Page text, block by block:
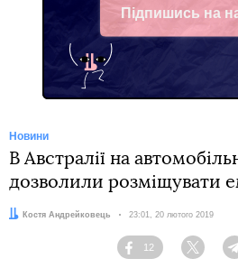
Підпишись на
Telegram
Новини
В Австралії на
дозволили розміщувати
Автор:Костя Андрейковець Дата:
23:01, 20 лютого 2019
Facebook
12
Twitter